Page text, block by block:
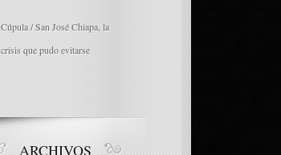
Cúpula / San José Chiapa, la
crisis que pudo evitarse
ARCHIVOS